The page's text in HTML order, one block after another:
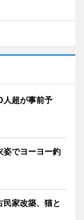
超が事前予
でヨーヨー釣
家改築、猫と